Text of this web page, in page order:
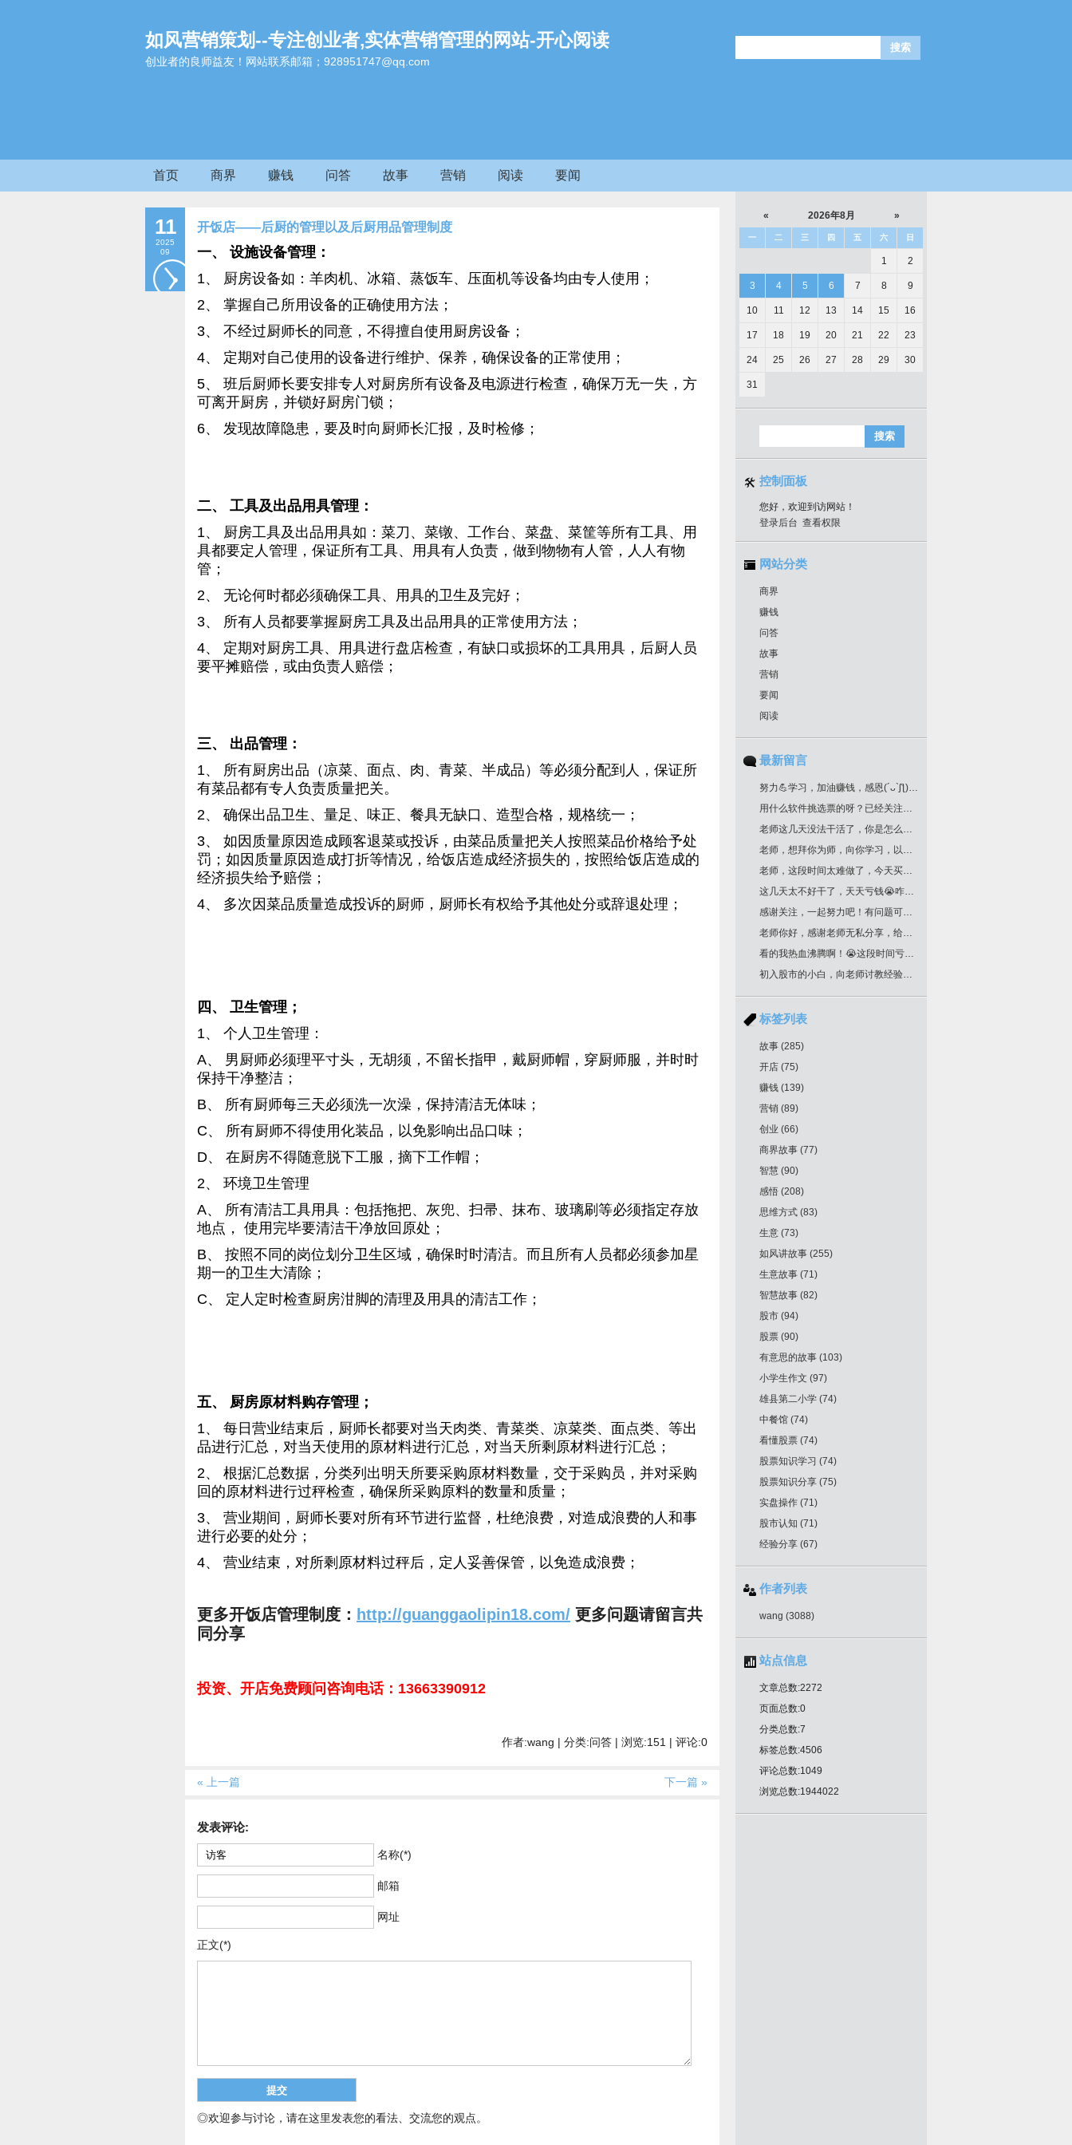
如风营销策划--专注创业者,实体营销管理的网站-开心阅读
创业者的良师益友！网站联系邮箱；928951747@qq.com
首页 商界 赚钱 问答 故事 营销 阅读 要闻
11
2025
09
开饭店——后厨的管理以及后厨用品管理制度
一、 设施设备管理：
1、 厨房设备如：羊肉机、冰箱、蒸饭车、压面机等设备均由专人使用；
2、 掌握自己所用设备的正确使用方法；
3、 不经过厨师长的同意，不得擅自使用厨房设备；
4、 定期对自己使用的设备进行维护、保养，确保设备的正常使用；
5、 班后厨师长要安排专人对厨房所有设备及电源进行检查，确保万无一失，方
可离开厨房，并锁好厨房门锁；
6、 发现故障隐患，要及时向厨师长汇报，及时检修；
二、 工具及出品用具管理：
1、 厨房工具及出品用具如：菜刀、菜镦、工作台、菜盘、菜筐等所有工具、用
具都要定人管理，保证所有工具、用具有人负责，做到物物有人管，人人有物
管；
2、 无论何时都必须确保工具、用具的卫生及完好；
3、 所有人员都要掌握厨房工具及出品用具的正常使用方法；
4、 定期对厨房工具、用具进行盘店检查，有缺口或损坏的工具用具，后厨人员
要平摊赔偿，或由负责人赔偿；
三、 出品管理：
1、 所有厨房出品（凉菜、面点、肉、青菜、半成品）等必须分配到人，保证所
有菜品都有专人负责质量把关。
2、 确保出品卫生、量足、味正、餐具无缺口、造型合格，规格统一；
3、 如因质量原因造成顾客退菜或投诉，由菜品质量把关人按照菜品价格给予处
罚；如因质量原因造成打折等情况，给饭店造成经济损失的，按照给饭店造成的
经济损失给予赔偿；
4、 多次因菜品质量造成投诉的厨师，厨师长有权给予其他处分或辞退处理；
四、 卫生管理；
1、 个人卫生管理：
A、 男厨师必须理平寸头，无胡须，不留长指甲，戴厨师帽，穿厨师服，并时时
保持干净整洁；
B、 所有厨师每三天必须洗一次澡，保持清洁无体味；
C、 所有厨师不得使用化装品，以免影响出品口味；
D、 在厨房不得随意脱下工服，摘下工作帽；
2、 环境卫生管理
A、 所有清洁工具用具：包括拖把、灰兜、扫帚、抹布、玻璃刷等必须指定存放
地点， 使用完毕要清洁干净放回原处；
B、 按照不同的岗位划分卫生区域，确保时时清洁。而且所有人员都必须参加星
期一的卫生大清除；
C、 定人定时检查厨房泔脚的清理及用具的清洁工作；
五、 厨房原材料购存管理；
1、 每日营业结束后，厨师长都要对当天肉类、青菜类、凉菜类、面点类、等出
品进行汇总，对当天使用的原材料进行汇总，对当天所剩原材料进行汇总；
2、 根据汇总数据，分类列出明天所要采购原材料数量，交于采购员，并对采购
回的原材料进行过秤检查，确保所采购原料的数量和质量；
3、 营业期间，厨师长要对所有环节进行监督，杜绝浪费，对造成浪费的人和事
进行必要的处分；
4、 营业结束，对所剩原材料过秤后，定人妥善保管，以免造成浪费；
更多开饭店管理制度： http://guanggaolipin18.com/ 更多问题请留言共
同分享
投资、开店免费顾问咨询电话：13663390912
作者:wang | 分类:问答 | 浏览:151 | 评论:0
« 上一篇 下一篇 »
发表评论:
名称(*)
邮箱
网址
正文(*)
◎欢迎参与讨论，请在这里发表您的看法、交流您的观点。
« 2026年8月 »
一 二 三 四 五 六 日
1 2
3 4 5 6 7 8 9
10 11 12 13 14 15 16
17 18 19 20 21 22 23
24 25 26 27 28 29 30
31
控制面板
您好，欢迎到访网站！
登录后台 查看权限
网站分类
商界
赚钱
问答
故事
营销
要闻
阅读
最新留言
努力💪学习，加油赚钱，感恩(´ᴗ`ʃƪ)老师分享干货
用什么软件挑选票的呀？已经关注您很久了！
老师这几天没法干活了，你是怎么挑选票票的？
老师，想拜你为师，向你学习，以邮箱联系你了，请回复为盼。
老师，这段时间太难做了，今天买明天跌，老师文中作业，是不是最后一根k线是卖点，前一根k线是买点？不知道对不对？请多多指教！
这几天太不好干了，天天亏钱😭咋办老师
感谢关注，一起努力吧！有问题可以留言
老师你好，感谢老师无私分享，给你邮箱留言了哈，我要学习交易技术课程！一定给我回复哈
看的我热血沸腾啊！😭这段时间亏惨了
初入股市的小白，向老师讨教经验！收藏了
标签列表
故事 (285)
开店 (75)
赚钱 (139)
营销 (89)
创业 (66)
商界故事 (77)
智慧 (90)
感悟 (208)
思维方式 (83)
生意 (73)
如风讲故事 (255)
生意故事 (71)
智慧故事 (82)
股市 (94)
股票 (90)
有意思的故事 (103)
小学生作文 (97)
雄县第二小学 (74)
中餐馆 (74)
看懂股票 (74)
股票知识学习 (74)
股票知识分享 (75)
实盘操作 (71)
股市认知 (71)
经验分享 (67)
作者列表
wang (3088)
站点信息
文章总数:2272
页面总数:0
分类总数:7
标签总数:4506
评论总数:1049
浏览总数:1944022